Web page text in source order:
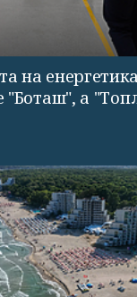
на
"Боташ", а